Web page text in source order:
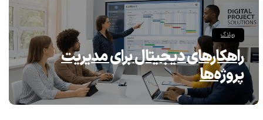
وبلاگ
راهکارهای دیجیتال برای مدیریت
پروژه‌ها